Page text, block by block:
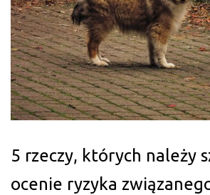
5 rzeczy, których należy
ocenie ryzyka